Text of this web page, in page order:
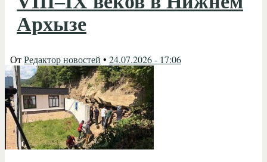
Архызе
ОтРедактор новостей • 24.07.2026 - 17:06